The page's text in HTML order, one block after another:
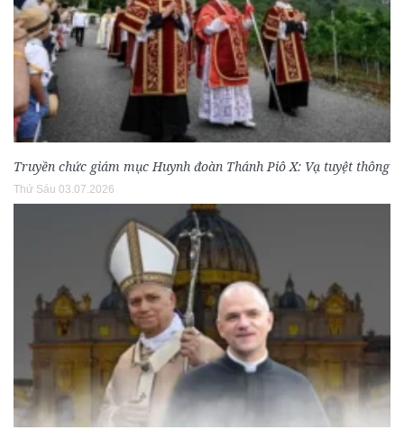
Truyền chức giám mục Huynh đoàn Thánh Piô X: Vạ tuyệt thông
Thứ Sáu 03.07.2026